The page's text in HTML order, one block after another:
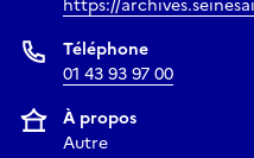
Téléphone
01 43 93 97 00
À propos
Autre